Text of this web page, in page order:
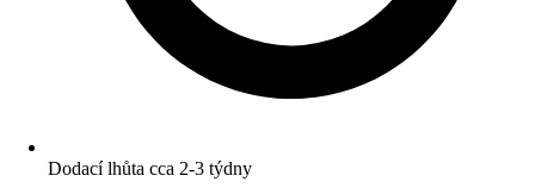
Dodací lhůta cca 2-3 týdny